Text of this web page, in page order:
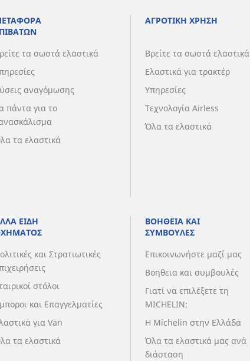
τα σωστά ελαστικά
αναγόμωσης
πάντα για το
τα ελαστικά
ΑΓΡΟΤΙΚΗ ΧΡΗΣΗ
Βρείτε τα σωστά ελαστικά
Ελαστικά για τρακτέρ
Υπηρεσίες
Τεχνολογία Airless
Όλα τα ελαστικά
ΕΙΔΗ
και Στρατιωτικές
στόλοι
και Επαγγελματίες
για Van
τα ελαστικά
ΒΟΗΘΕΙΑ ΚΑΙ
ΣΥΜΒΟΥΛΕΣ
Επικοινωνήστε μαζί μας
Βοηθεια και συμβουλές
Γιατί να επιλέξετε τη
MICHELIN;
Η Michelin στην Ελλάδα
Όλα τα ελαστικά μας ανά
διάσταση